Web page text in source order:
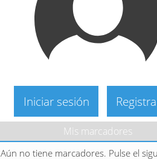
Iniciar sesión
Mis marcadores
Aún no tiene marcadores. Pulse el